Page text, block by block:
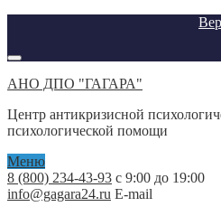
АНО ДПО "ГАГАРА"
Центр антикризисной
психологической помощи
Меню
8 (800) 234-43-93 с 9:00 до 19:00
info@gagara24.ru E-mail